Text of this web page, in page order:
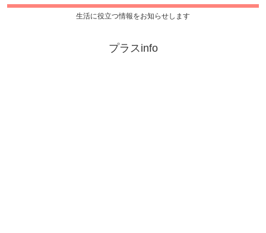
生活に役立つ情報をお知らせします
プラスinfo